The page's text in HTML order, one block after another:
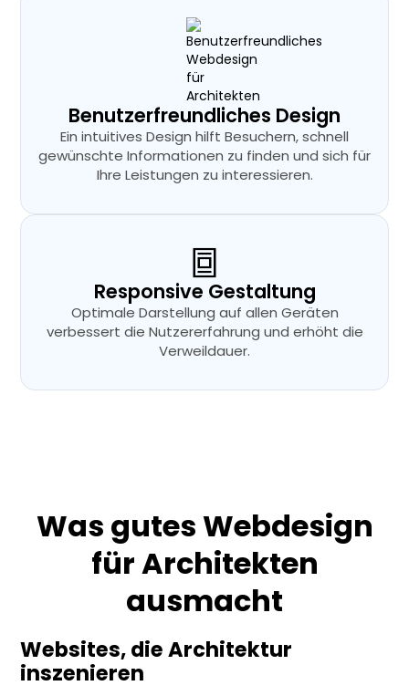
Benutzerfreundliches Design
Ein intuitives Design hilft Besuchern, schnell
gewünschte Informationen zu finden und sich für
Ihre Leistungen zu interessieren.
Responsive Gestaltung
Optimale Darstellung auf allen Geräten
verbessert die Nutzererfahrung und erhöht die
Verweildauer.
Was gutes Webdesign
für Architekten
ausmacht
Websites, die Architektur
inszenieren